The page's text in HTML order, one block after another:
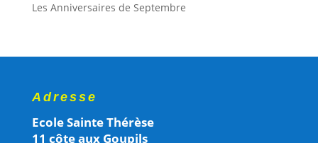
Les Anniversaires de Septembre
Adresse
Ecole Sainte Thérèse
11 côte aux Goupils